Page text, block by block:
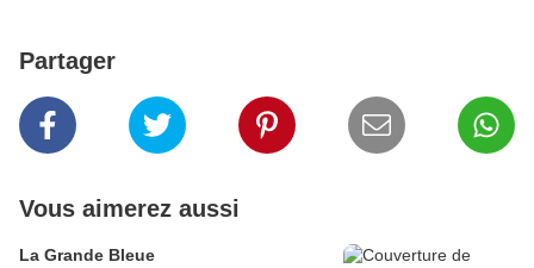
Partager
Vous aimerez aussi
La Grande Bleue